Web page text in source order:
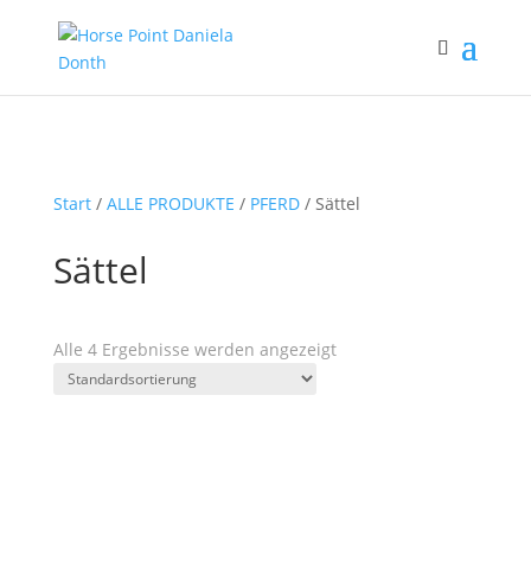
Start/ ALLE PRODUKTE / PFERD/ Sättel
Sättel
Alle 4 Ergebnisse werden angezeigt